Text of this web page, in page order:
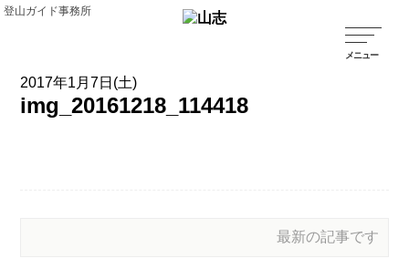
登山ガイド事務所
2017年1月7日(土)
img_20161218_114418
最新の記事です